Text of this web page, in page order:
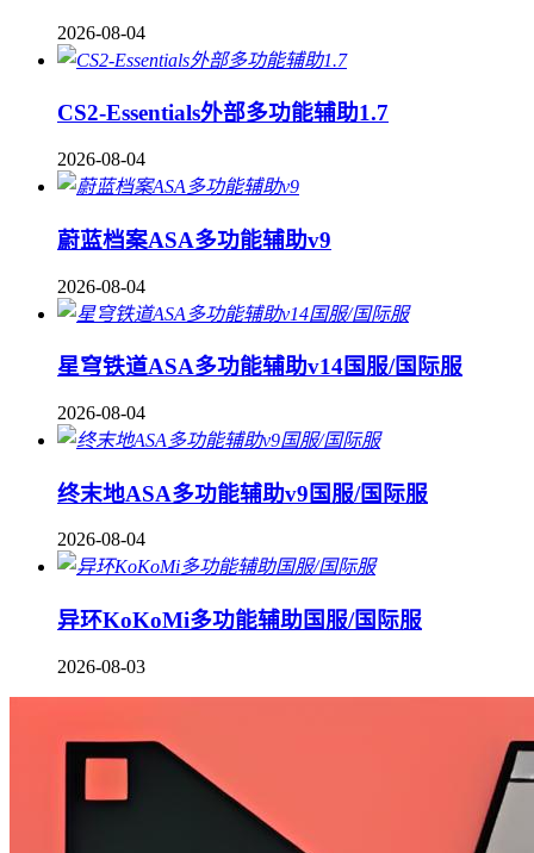
2026-08-04
CS2-Essentials外部多功能辅助1.7
2026-08-04
蔚蓝档案ASA多功能辅助v9
2026-08-04
星穹铁道ASA多功能辅助v14国服/国际服
2026-08-04
终末地ASA多功能辅助v9国服/国际服
2026-08-04
异环KoKoMi多功能辅助国服/国际服
2026-08-03